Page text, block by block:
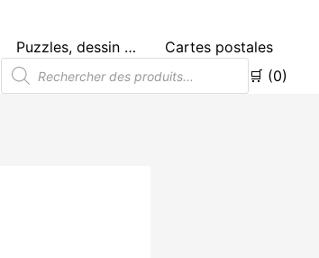
Puzzles, dessin …
Cartes postales
Recherche
de
🛒 (0)